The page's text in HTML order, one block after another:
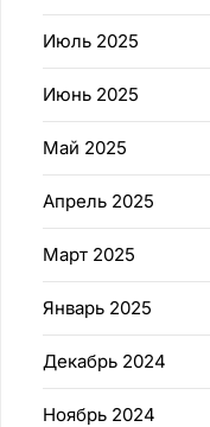
Июль 2025
Июнь 2025
Май 2025
Апрель 2025
Март 2025
Январь 2025
Декабрь 2024
Ноябрь 2024